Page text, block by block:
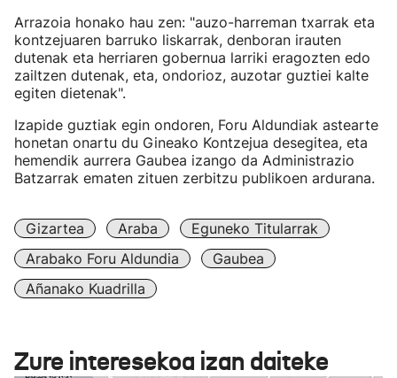
Arrazoia honako hau zen: "auzo-harreman txarrak eta
kontzejuaren barruko liskarrak, denboran irauten
dutenak eta herriaren gobernua larriki eragozten edo
zailtzen dutenak, eta, ondorioz, auzotar guztiei kalte
egiten dietenak".
Izapide guztiak egin ondoren, Foru Aldundiak astearte
honetan onartu du Gineako Kontzejua desegitea, eta
hemendik aurrera Gaubea izango da Administrazio
Batzarrak ematen zituen zerbitzu publikoen ardurana.
Gizartea Araba
Eguneko Titularrak
Arabako Foru Aldundia
Gaubea
Añanako Kuadrilla
Zure interesekoa izan daiteke